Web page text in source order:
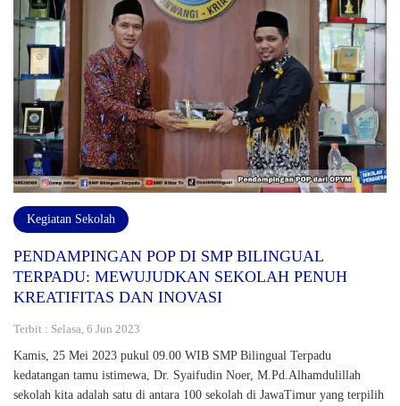
Kegiatan Sekolah
PENDAMPINGAN POP DI SMP BILINGUAL
TERPADU: MEWUJUDKAN SEKOLAH PENUH
KREATIFITAS DAN INOVASI
Terbit : Selasa, 6 Jun 2023
Kamis, 25 Mei 2023 pukul 09.00 WIB SMP Bilingual Terpadu
kedatangan tamu istimewa, Dr. Syaifudin Noer, M.Pd.Alhamdulillah
sekolah kita adalah satu di antara 100 sekolah di JawaTimur yang terpilih